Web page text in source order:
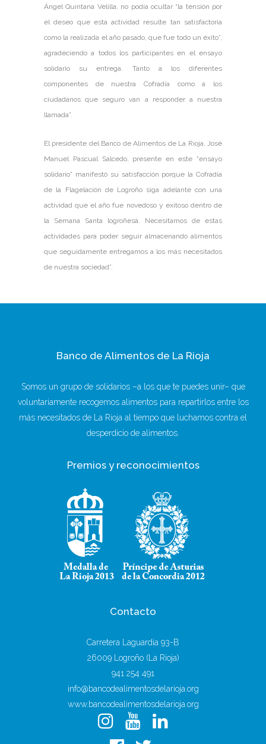
Ángel Quintana Velilla, no podía ocultar “la tensión por
el deseo que esta actividad resulte tan satisfactoria
como la realizada el año pasado, que fue todo un éxito”,
agradeciendo a todos los participantes en el ensayo
solidario su entrega. Tanto a los diferentes
componentes de nuestra Cofradía como a los
ciudadanos que seguro van a responder a nuestra
llamada”.
El presidente del Banco de Alimentos de La Rioja, José
Manuel Pascual Salcedo, presente en este “ensayo
solidario” manifestó su satisfacción porque la Cofradía
de la Flagelación de Logroño siga adelante con una
actividad que el año fue novedoso y exitoso dentro de
la Semana Santa logroñesa. Necesitamos de estas
actividades para poder seguir almacenando alimentos
que seguidamente entregamos a los más necesitados
de nuestra sociedad”.
Banco de Alimentos de La Rioja
Somos un grupo de solidarios –a los que te puedes unir– que
voluntariamente recogemos alimentos para repartirlos entre los
más necesitados de La Rioja al tiempo que luchamos contra el
desperdicio de alimentos.
Premios y reconocimientos
Contacto
Carretera Laguardia 93-B
26009 Logroño (La Rioja)
941 254 491
info@bancodealimentosdelarioja.org
www.bancodealimentosdelarioja.org